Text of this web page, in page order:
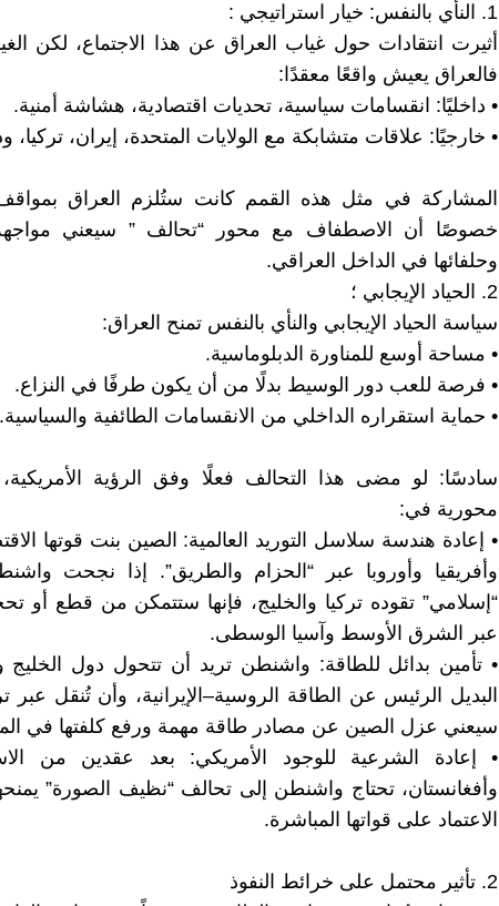
1. النأي بالنفس: خيار استراتيجي :
أثيرت انتقادات حول غياب العراق عن هذا الاجتماع، لكن
فالعراق يعيش واقعًا معقدًا:
• داخليًا: انقسامات سياسية، تحديات اقتصادية، هشاشة أمنية.
• خارجيًا: علاقات متشابكة مع الولايات المتحدة، إيران، تركيا،
المشاركة في مثل هذه القمم كانت ستُلزم العراق بمواقف
خصوصًا أن الاصطفاف مع محور “تحالف ” سيعني
وحلفائها في الداخل العراقي.
2. الحياد الإيجابي ؛
سياسة الحياد الإيجابي والنأي بالنفس تمنح العراق:
• مساحة أوسع للمناورة الدبلوماسية.
• فرصة للعب دور الوسيط بدلًا من أن يكون طرفًا في النزاع.
• حماية استقراره الداخلي من الانقسامات الطائفية والسياسية.
سادسًا: لو مضى هذا التحالف فعلًا وفق الرؤية
محورية في:
• إعادة هندسة سلاسل التوريد العالمية: الصين بنت قوتها
وأفريقيا وأوروبا عبر “الحزام والطريق”. إذا نجحت
“إسلامي” تقوده تركيا والخليج، فإنها ستتمكن من قطع أو
عبر الشرق الأوسط وآسيا الوسطى.
• تأمين بدائل للطاقة: واشنطن تريد أن تتحول دول
البديل الرئيس عن الطاقة الروسية–الإيرانية، وأن تُنقل عبر
سيعني عزل الصين عن مصادر طاقة مهمة ورفع كلفتها في
• إعادة الشرعية للوجود الأمريكي: بعد عقدين من
وأفغانستان، تحتاج واشنطن إلى تحالف “نظيف الصورة”
الاعتماد على قواتها المباشرة.
2. تأثير محتمل على خرائط النفوذ